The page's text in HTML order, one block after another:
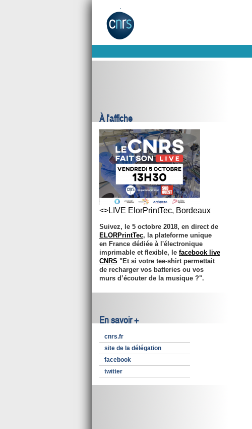
À l'affiche
<>LIVE ElorPrintTec, Bordeaux
Suivez, le 5 octobre 2018, en direct de
ELORPrintTec, la plateforme unique
en France dédiée à l'électronique
imprimable et flexible, le facebook live
CNRS "Et si votre tee-shirt permettait
de recharger vos batteries ou vos
murs d’écouter de la musique ?".
En savoir +
cnrs.fr
site de la délégation
facebook
twitter